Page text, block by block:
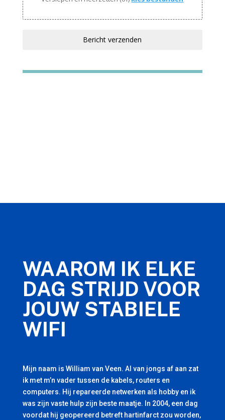
Bericht verzenden
WAAROM IK ELKE
DAG STRIJD VOOR
JOUW STABIELE
WIFI
Mijn naam is William van Veen. Al van jongs af aan zat
ik met m’n vader tussen de kabels, routers en
computers. Hij repareerde netwerken als hobby en ik
was zijn vaste hulp zijn beste maatje. In 2004, een dag
voordat hij geopereerd betreft hartinfarct zou worden,